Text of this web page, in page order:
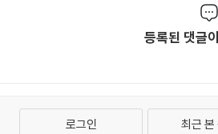
등록된 댓글
로그인 최근 본